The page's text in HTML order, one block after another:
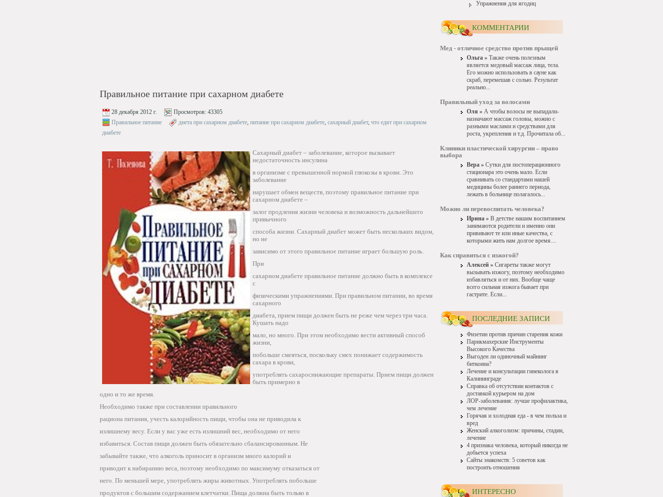
Правильное питание при сахарном диабете
28 декабря 2012 г. Просмотров: 43305
Правильное питание
диета при сахарном диабете, питание при сахарном диабете, сахарный диабет, что едят при сахарном
диабете
Сахарный диабет – заболевание, которое вызывает
недостаточность инсулина
в организме с превышенной нормой глюкозы в крови. Это
заболевание
нарушает обмен веществ, поэтому правильное питание при
сахарном диабете –
залог продления жизни человека и возможность дальнейшего
привычного
способа жизни. Сахарный диабет может быть нескольких видом,
но не
зависимо от этого правильное питание играет большую роль.
При
сахарном диабете правильное питание должно быть в комплексе
с
физическими упражнениями. При правильном питании, во время
сахарного
диабета, прием пищи должен быть не реже чем через три часа.
Кушать надо
мало, но много. При этом необходимо вести активный способ
жизни,
побольше смеяться, поскольку смех понижает содержимость
сахара в крови,
употреблять сахароснижающие препараты. Прием пищи должен
быть примерно в
одно и то же время.
Необходимо также при составлении правильного
рациона питания, учесть калорийность пищи, чтобы она не приводила к
излишнему весу. Если у вас уже есть излишний вес, необходимо от него
избавиться. Состав пищи должен быть обязательно сбалансированным. Не
забывайте также, что алкоголь приносит в организм много калорий и
приводит к набиранию веса, поэтому необходимо по максимуму отказаться от
него. По меньшей мере, употреблять жиры животных. Употреблять побольше
продуктов с большим содержанием клетчатки. Пища должна быть только в
Упражнения для ягодиц
КОММЕНТАРИИ
Мед - отличное средство против прыщей
Ольга » Также очень полезным
является медовый массаж лица, тела.
Его можно использовать в сауне как
скраб, перемешав с солью. Результат
реально...
Правильный уход за волосами
Оля » А чтобы волосы не выпадали-
назначают массаж головы, можно с
разными маслами и средствами для
роста, укрепления и т.д. Прочитала об...
Клиники пластической хирургии – право
выбора
Вера » Сутки для постоперационного
стационара это очень мало. Если
сравнивать со стандартами нашей
медицины более раннего периода,
лежать в больнице полагалось...
Можно ли перевоспитать человека?
Ирина » В детстве нашим воспитанием
занимаются родители и именно они
прививают те или иные качества, с
которыми жить нам долгое время....
Как справиться с изжогой?
Алексей » Сигареты также могут
вызывать изжогу, поэтому необходимо
избавляться и от них. Вообще чаще
всего сильная изжога бывает при
гастрите. Если...
ПОСЛЕДНИЕ ЗАПИСИ
Физетин против причин старения кожи
Парикмахерские Инструменты
Высокого Качества
Выгоден ли одиночный майнинг
биткоина?
Лечение и консультации гинеколога в
Калининграде
Справка об отсутствии контактов с
доставкой курьером на дом
ЛОР-заболевания: лучше профилактика,
чем лечение
Горячая и холодная еда - в чем польза и
вред
Женский алкоголизм: причины, стадии,
лечение
4 признака человека, который никогда не
добьется успеха
Сайты знакомств: 5 советов как
построить отношения
ИНТЕРЕСНО